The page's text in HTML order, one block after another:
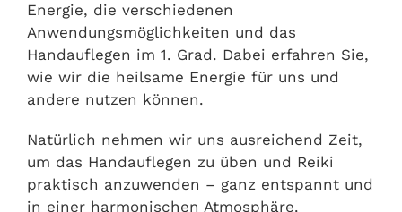
Energie, die verschiedenen
Anwendungsmöglichkeiten und das
Handauflegen im 1. Grad. Dabei erfahren Sie,
wie wir die heilsame Energie für uns und
andere nutzen können.
Natürlich nehmen wir uns ausreichend Zeit,
um das Handauflegen zu üben und Reiki
praktisch anzuwenden – ganz entspannt und
in einer harmonischen Atmosphäre.